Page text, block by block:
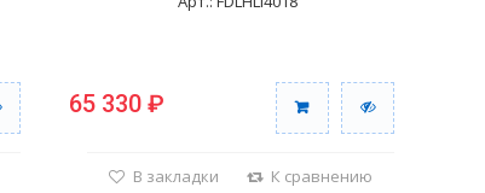
65 330 ₽
В закладки К сравнению